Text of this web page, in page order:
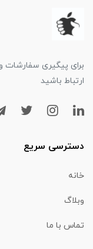
برای پیگیری سفارشات و
ارتباط باشید
دسترسی سریع
خانه
وبلاگ
تماس با ما